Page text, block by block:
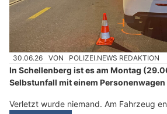
30.06.26 VON POLIZEI.NEWS REDAKTION
In Schellenberg ist es am Montag
Selbstunfall mit einem
Verletzt wurde niemand. Am Fahrzeug